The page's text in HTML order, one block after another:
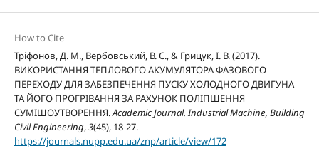
How to Cite
Тріфонов, Д. М., Вербовський, В. С., & Грицук, І. В. (2017).
ВИКОРИСТАННЯ ТЕПЛОВОГО АКУМУЛЯТОРА ФАЗОВОГО
ПЕРЕХОДУ ДЛЯ ЗАБЕЗПЕЧЕННЯ ПУСКУ ХОЛОДНОГО ДВИГУНА
ТА ЙОГО ПРОГРІВАННЯ ЗА РАХУНОК ПОЛІПШЕННЯ
СУМІШОУТВОРЕННЯ.Academic Journal. Industrial Machine, Building
Civil Engineering,3(45), 18-27.
https://journals.nupp.edu.ua/znp/article/view/172